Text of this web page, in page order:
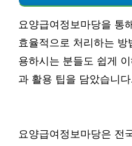
요양급여정보마당을 통
효율적으로 처리하는
용하시는 분들도 쉽게
과 활용 팁을 담았습니
요양급여정보마당은 전